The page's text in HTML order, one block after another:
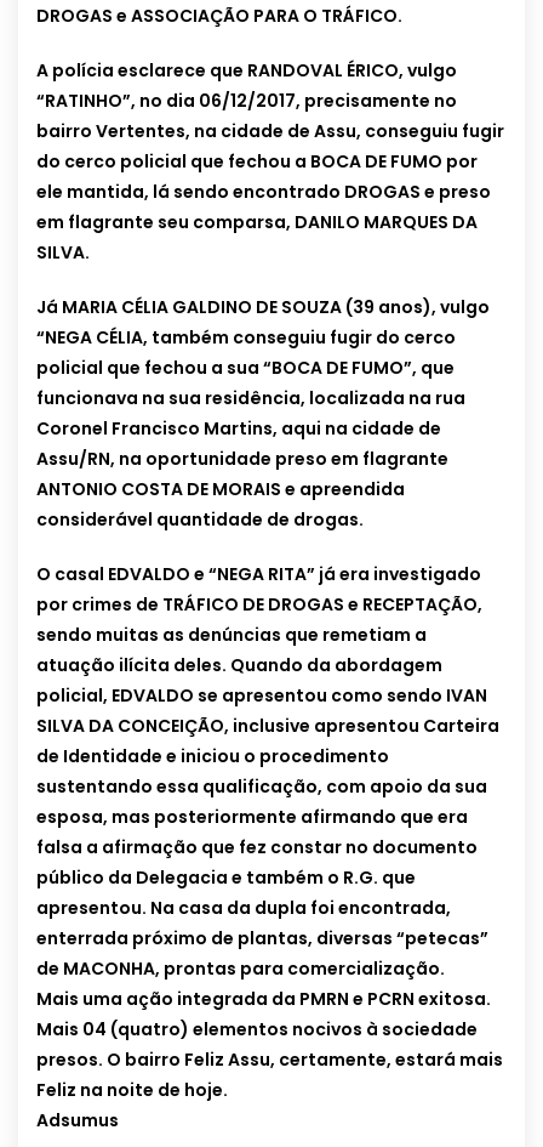
DROGAS e ASSOCIAÇÃO PARA O TRÁFICO.
A polícia esclarece que RANDOVAL ÉRICO, vulgo
“RATINHO”, no dia 06/12/2017, precisamente no
bairro Vertentes, na cidade de Assu, conseguiu fugir
do cerco policial que fechou a BOCA DE FUMO por
ele mantida, lá sendo encontrado DROGAS e preso
em flagrante seu comparsa, DANILO MARQUES DA
SILVA.
Já MARIA CÉLIA GALDINO DE SOUZA (39 anos), vulgo
“NEGA CÉLIA, também conseguiu fugir do cerco
policial que fechou a sua “BOCA DE FUMO”, que
funcionava na sua residência, localizada na rua
Coronel Francisco Martins, aqui na cidade de
Assu/RN, na oportunidade preso em flagrante
ANTONIO COSTA DE MORAIS e apreendida
considerável quantidade de drogas.
O casal EDVALDO e “NEGA RITA” já era investigado
por crimes de TRÁFICO DE DROGAS e RECEPTAÇÃO,
sendo muitas as denúncias que remetiam a
atuação ilícita deles. Quando da abordagem
policial, EDVALDO se apresentou como sendo IVAN
SILVA DA CONCEIÇÃO, inclusive apresentou Carteira
de Identidade e iniciou o procedimento
sustentando essa qualificação, com apoio da sua
esposa, mas posteriormente afirmando que era
falsa a afirmação que fez constar no documento
público da Delegacia e também o R.G. que
apresentou. Na casa da dupla foi encontrada,
enterrada próximo de plantas, diversas “petecas”
de MACONHA, prontas para comercialização.
Mais uma ação integrada da PMRN e PCRN exitosa.
Mais 04 (quatro) elementos nocivos à sociedade
presos. O bairro Feliz Assu, certamente, estará mais
Feliz na noite de hoje.
Adsumus